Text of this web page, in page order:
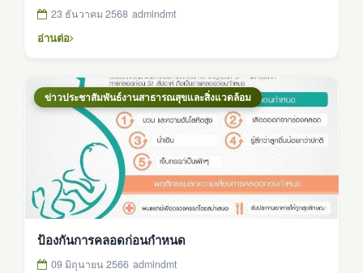
23 ธันวาคม 2568 admindmt
อ่านต่อ
ข่าวประชาสัมพันธ์งานสาธารณสุขและสิ่งแวดล้อม
ป้องกันการคลอดก่อนกำหนด
09 มิถุนายน 2566 admindmt